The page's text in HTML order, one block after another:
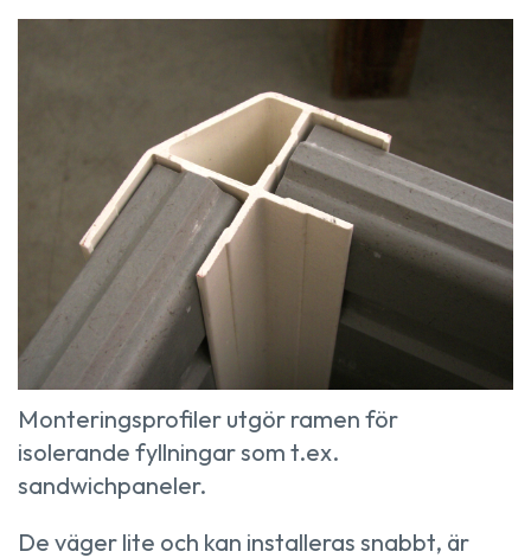
Monteringsprofiler utgör ramen för
isolerande fyllningar som t.ex.
sandwichpaneler.
De väger lite och kan installeras snabbt, är